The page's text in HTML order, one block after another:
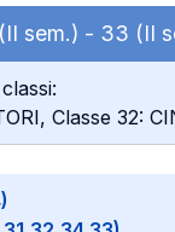
sem.) - 33 (II
Classe 32: